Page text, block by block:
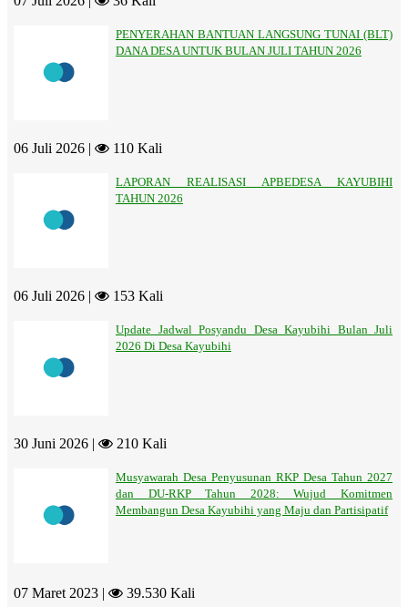
PENYERAHAN BANTUAN LANGSUNG TUNAI (BLT)
DANA DESA UNTUK BULAN JULI TAHUN 2026
06 Juli 2026 | 110 Kali
LAPORAN REALISASI APBEDESA KAYUBIHI
TAHUN 2026
06 Juli 2026 | 153 Kali
Update Jadwal Posyandu Desa Kayubihi Bulan Juli
2026 Di Desa Kayubihi
30 Juni 2026 | 210 Kali
Musyawarah Desa Penyusunan RKP Desa Tahun 2027
dan DU-RKP Tahun 2028: Wujud Komitmen
Membangun Desa Kayubihi yang Maju dan Partisipatif
07 Maret 2023 | 39.530 Kali